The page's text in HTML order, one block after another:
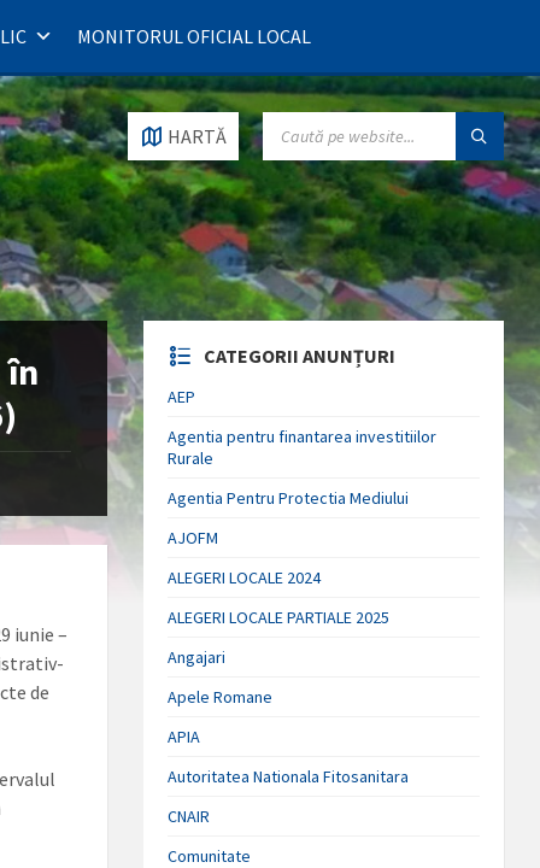
MONITORUL OFICIAL LOCAL
HARTĂ
SEARCH:
în
iunie –
de
CATEGORII ANUNȚURI
AEP
Agentia pentru finantarea investitiilor
Rurale
Agentia Pentru Protectia Mediului
AJOFM
ALEGERI LOCALE 2024
ALEGERI LOCALE PARTIALE 2025
Angajari
Apele Romane
APIA
Autoritatea Nationala Fitosanitara
CNAIR
Comunitate